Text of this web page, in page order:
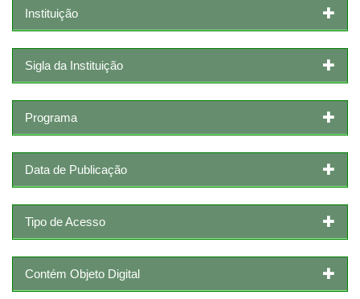
Instituição
Sigla da Instituição
Programa
Data de Publicação
Tipo de Acesso
Contém Objeto Digital